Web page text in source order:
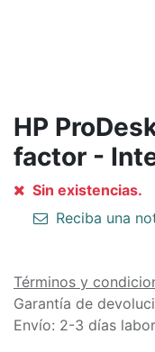
HP
factor -
Sin existencias.
Reciba una
Términos y
Garantía de
Envío: 2-3 días